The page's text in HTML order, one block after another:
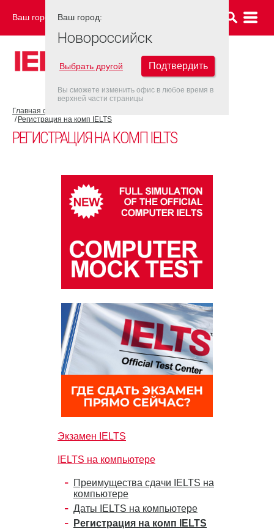
Ваш город: НОВОРОССИЙСК
Главная страница
Регистрация на комп IELTS
РЕГИСТРАЦИЯ НА КОМП IELTS
Экзамен IELTS
IELTS на компьютере
Преимущества сдачи IELTS на
компьютере
Даты IELTS на компьютере
Регистрация на комп IELTS
Ваш город:
Новороссийск
Выбрать другой Подтвердить
Вы сможете изменить офис в любое время в
верхней части страницы